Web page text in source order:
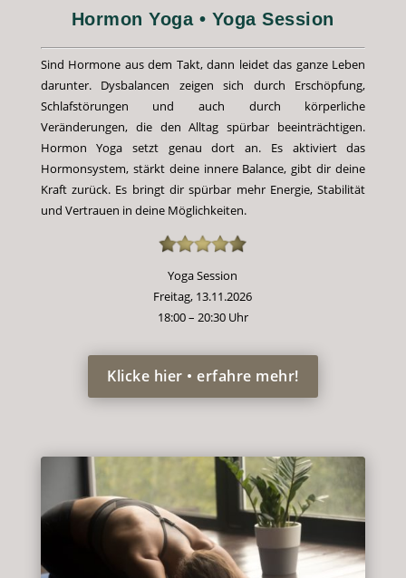
Hormon Yoga • Yoga Session
Sind Hormone aus dem Takt, dann leidet das ganze Leben
darunter. Dysbalancen zeigen sich durch Erschöpfung,
Schlafstörungen und auch durch körperliche
Veränderungen, die den Alltag spürbar beeinträchtigen.
Hormon Yoga setzt genau dort an. Es aktiviert das
Hormonsystem, stärkt deine innere Balance, gibt dir deine
Kraft zurück. Es bringt dir spürbar mehr Energie, Stabilität
und Vertrauen in deine Möglichkeiten.
Yoga Session
Freitag, 13.11.2026
18:00 – 20:30 Uhr
Klicke hier • erfahre mehr!